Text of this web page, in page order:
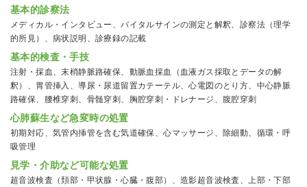
基本的診察法
メディカル・インタビュー、バイタルサインの測定と解釈、診察法（理学
的所見）、病状説明、診療録の記載
基本的検査・手技
注射・採血、末梢静脈路確保、動脈血採血（血液ガス採取とデータの解
釈）、胃管挿入、導尿・尿道留置カテーテル、心電図のとり方、中心静脈
路確保、腰椎穿刺、骨髄穿刺、胸腔穿刺・ドレナージ、腹腔穿刺
心肺蘇生など急変時の処置
初期対応、気管内挿管を含む気道確保、心マッサージ、除細動、循環・呼
吸管理
見学・介助など可能な処置
超音波検査（頚部・甲状腺・心臓・腹部）、造影超音波検査、上部・下部